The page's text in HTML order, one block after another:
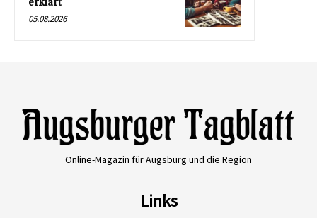
05.08.2026
Online-Magazin für Augsburg und die Region
Links